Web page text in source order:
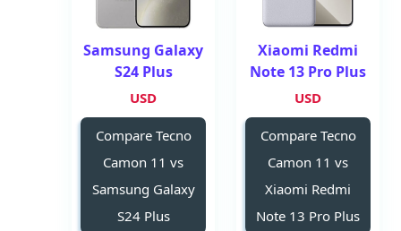
Xiaomi Redmi
Note 13 Pro Plus
USD
Compare Tecno
Camon 11 vs
Xiaomi Redmi
Note 13 Pro Plus
Samsung Galaxy
S24 Plus
USD
Compare Tecno
Camon 11 vs
Samsung Galaxy
S24 Plus